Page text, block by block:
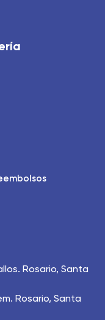
Rosario, Santa
Rosario, Santa